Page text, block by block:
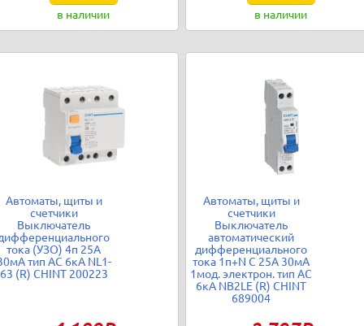
в наличии
в наличии
Автоматы, щиты и
счетчики
Выключатель
тока (УЗО) 4п 25А
тип AC 6кА NL1-
63 (R) CHINT 200223
Автоматы, щиты и
счетчики
Выключатель
автоматический
дифференциального
тока 1п+N C 25А 30мА
1мод. электрон. тип AC
6кА NB2LE (R) CHINT
689004